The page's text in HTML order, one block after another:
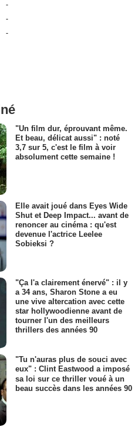
-
-
-
"Un film dur, éprouvant même.
Et beau, délicat aussi" : noté
3,7 sur 5, c'est le film à voir
absolument cette semaine !
Elle avait joué dans Eyes Wide
Shut et Deep Impact... avant de
renoncer au cinéma : qu'est
devenue l'actrice Leelee
Sobieksi ?
"Ça l'a clairement énervé" : il y
a 34 ans, Sharon Stone a eu
une vive altercation avec cette
star hollywoodienne avant de
tourner l'un des meilleurs
thrillers des années 90
"Tu n'auras plus de souci avec
eux" : Clint Eastwood a imposé
sa loi sur ce thriller voué à un
beau succès dans les années 90